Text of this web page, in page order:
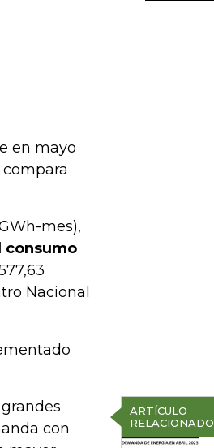
en mayo
mes),
consumo
Nacional
ARTÍCULO
RELACIONADO
con